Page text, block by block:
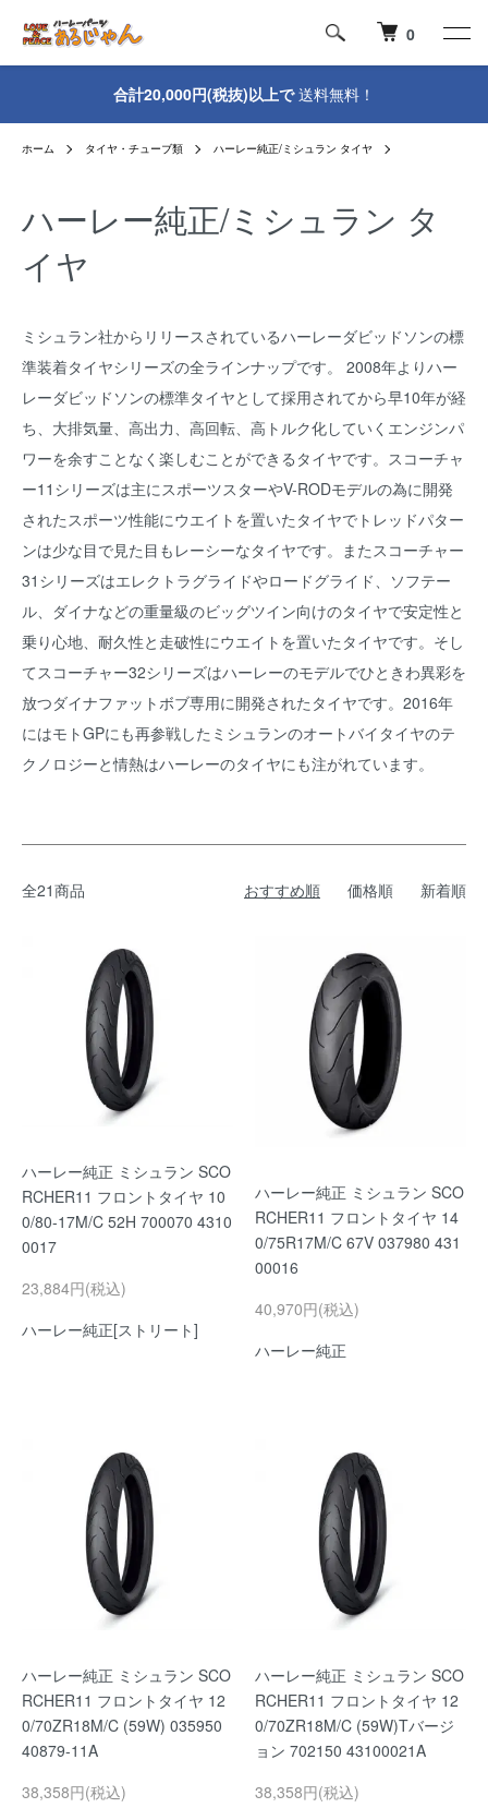
0
合計20,000円(税抜)以上で送料無料！
ホーム タイヤ・チューブ類 ハーレー純正/ミシュラン タイヤ
ハーレー純正/ミシュラン タ
イヤ
ミシュラン社からリリースされているハーレーダビッドソンの標
準装着タイヤシリーズの全ラインナップです。 2008年よりハー
レーダビッドソンの標準タイヤとして採用されてから早10年が経
ち、大排気量、高出力、高回転、高トルク化していくエンジンパ
ワーを余すことなく楽しむことができるタイヤです。スコーチャ
ー11シリーズは主にスポーツスターやV-RODモデルの為に開発
されたスポーツ性能にウエイトを置いたタイヤでトレッドパター
ンは少な目で見た目もレーシーなタイヤです。またスコーチャー
31シリーズはエレクトラグライドやロードグライド、ソフテー
ル、ダイナなどの重量級のビッグツイン向けのタイヤで安定性と
乗り心地、耐久性と走破性にウエイトを置いたタイヤです。そし
てスコーチャー32シリーズはハーレーのモデルでひときわ異彩を
放つダイナファットボブ専用に開発されたタイヤです。2016年
にはモトGPにも再参戦したミシュランのオートバイタイヤのテ
クノロジーと情熱はハーレーのタイヤにも注がれています。
全21商品 おすすめ順 価格順 新着順
ハーレー純正 ミシュラン SCO
RCHER11 フロントタイヤ 10
0/80-17M/C 52H 700070 4310
0017
23,884円(税込)
ハーレー純正[ストリート]
ハーレー純正 ミシュラン SCO
RCHER11 フロントタイヤ 14
0/75R17M/C 67V 037980 431
00016
40,970円(税込)
ハーレー純正
ハーレー純正 ミシュラン SCO
RCHER11 フロントタイヤ 12
0/70ZR18M/C (59W) 035950
40879-11A
38,358円(税込)
ハーレー純正 ミシュラン SCO
RCHER11 フロントタイヤ 12
0/70ZR18M/C (59W)Tバージ
ョン 702150 43100021A
38,358円(税込)